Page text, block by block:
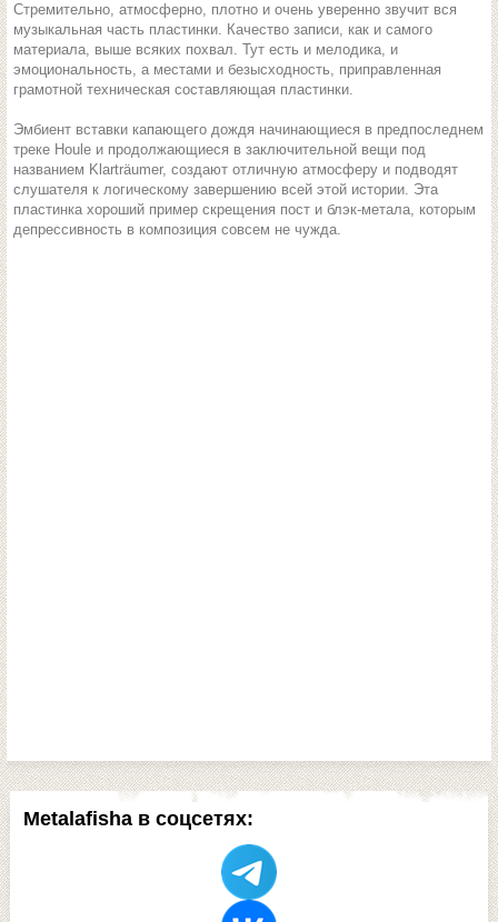
Metalafisha в соцсетях:
Стремительно, атмосферно, плотно и очень уверенно звучит вся
музыкальная часть пластинки. Качество записи, как и самого
материала, выше всяких похвал. Тут есть и мелодика, и
эмоциональность, а местами и безысходность, приправленная
грамотной техническая составляющая пластинки.
Эмбиент вставки капающего дождя начинающиеся в предпоследнем
треке Houle и продолжающиеся в заключительной вещи под
названием Klarträumer, создают отличную атмосферу и подводят
слушателя к логическому завершению всей этой истории. Эта
пластинка хороший пример скрещения пост и блэк-метала, которым
депрессивность в композиция совсем не чужда.